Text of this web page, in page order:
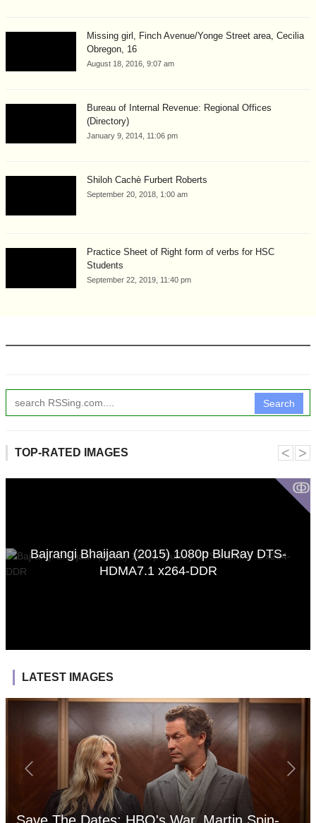
Missing girl, Finch Avenue/Yonge Street area, Cecilia
Obregon, 16
August 18, 2016, 9:07 am
Bureau of Internal Revenue: Regional Offices
(Directory)
January 9, 2014, 11:06 pm
Shiloh Cachè Furbert Roberts
September 20, 2018, 1:00 am
Practice Sheet of Right form of verbs for HSC
Students
September 22, 2019, 11:40 pm
Search
TOP-RATED IMAGES
ↂ
Bajrangi Bhaijaan (2015) 1080p BluRay DTS-
HDMA7.1 x264-DDR
˂ ˃
LATEST IMAGES
Save The Dates: HBO's War, Martin Spin-